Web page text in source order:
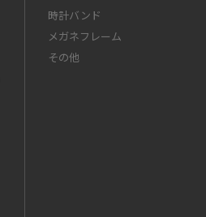
時計バンド
メガネフレーム
その他